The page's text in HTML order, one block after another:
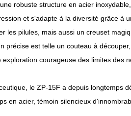
robuste structure en acier
et s'adapte à la diversité grâce à
les pilules, mais aussi un creuset
précise est telle un couteau à
courageuse des limites des
le ZP-15F a depuis longtemps
en acier, témoin silencieux